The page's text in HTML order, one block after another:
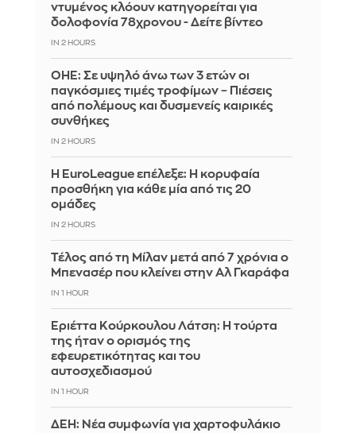
ντυμένος κλόουν κατηγορείται για
δολοφονία 78χρονου - Δείτε βίντεο
IN 2 HOURS
ΟΗΕ: Σε υψηλό άνω των 3 ετών οι
παγκόσμιες τιμές τροφίμων – Πιέσεις
από πολέμους και δυσμενείς καιρικές
συνθήκες
IN 2 HOURS
Η EuroLeague επέλεξε: Η κορυφαία
προσθήκη για κάθε μία από τις 20
ομάδες
IN 2 HOURS
Τέλος από τη Μίλαν μετά από 7 χρόνια ο
Μπενασέρ που κλείνει στην Αλ Γκαράφα
IN 1 HOUR
Εριέττα Κούρκουλου Λάτση: Η τούρτα
της ήταν ο ορισμός της
εφευρετικότητας και του
αυτοσχεδιασμού
IN 1 HOUR
ΔΕΗ: Νέα συμφωνία για χαρτοφυλάκιο